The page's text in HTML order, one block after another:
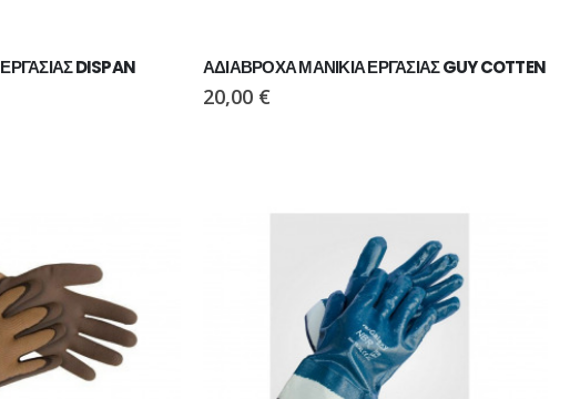
DISPAN ΑΔΙΑΒΡΟΧΑ ΜΑΝΙΚΙΑ ΕΡΓΑΣΙΑΣ GUY COTTEN
20,00 €
ΜΠΟΤΑΚΙ PAVEPORT NEO
55,00